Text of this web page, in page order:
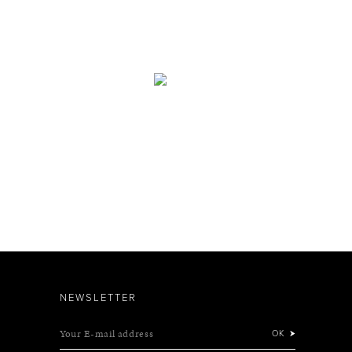
NEWSLETTER
Your E-mail address OK